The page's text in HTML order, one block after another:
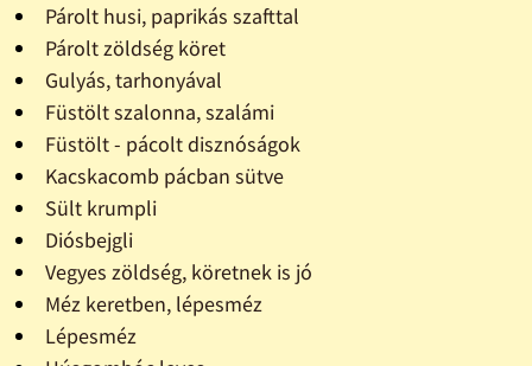
Párolt husi, paprikás szafttal
Párolt zöldség köret
Gulyás, tarhonyával
Füstölt szalonna, szalámi
Füstölt - pácolt disznóságok
Kacskacomb pácban sütve
Sült krumpli
Diósbejgli
Vegyes zöldség, köretnek is jó
Méz keretben, lépesméz
Lépesméz